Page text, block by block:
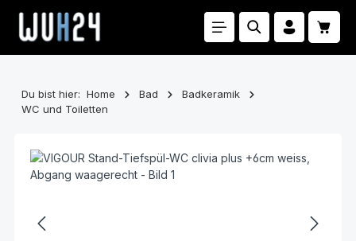
Zum Hauptinhalt springen
Du bist hier: Home Bad
Badkeramik
WC und Toiletten